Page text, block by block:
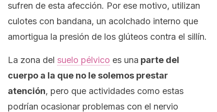
sufren de esta afección. Por ese motivo, utilizan
culotes con bandana, un acolchado interno que
amortigua la presión de los glúteos contra el sillín.
La zona del suelo pélvico es una parte del
cuerpo a la que no le solemos prestar
atención, pero que actividades como estas
podrían ocasionar problemas con el nervio